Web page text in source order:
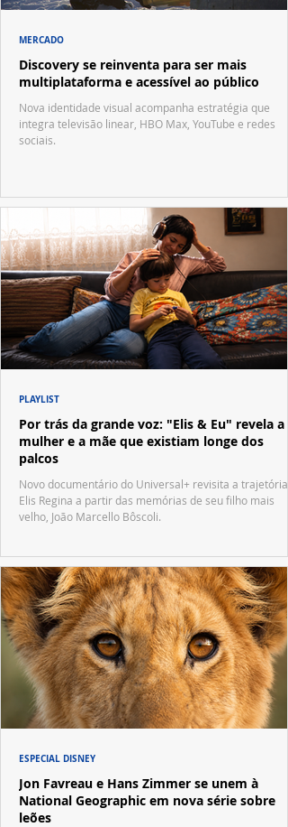
Discovery se reinventa para ser mais
multiplataforma e acessível ao público
Nova identidade visual acompanha estratégia que
integra televisão linear, HBO Max, YouTube e redes
sociais.
MERCADO
Por trás da grande voz: "Elis & Eu" revela a
mulher e a mãe que existiam longe dos
palcos
Novo documentário do Universal+ revisita a trajetória
Elis Regina a partir das memórias de seu filho mais
velho, João Marcello Bôscoli.
PLAYLIST
Jon Favreau e Hans Zimmer se unem à
National Geographic em nova série sobre
leões
ESPECIAL DISNEY